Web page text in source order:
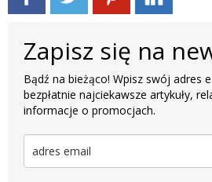
Zapisz się na
Bądź na bieżąco! Wpisz swój adres
bezpłatnie najciekawsze artykuły,
informacje o promocjach.